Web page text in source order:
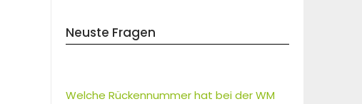
Neuste Fragen
Welche Rückennummer hat bei der WM